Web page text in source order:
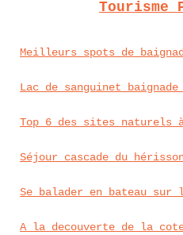
Tourisme
Meilleurs spots de
Lac de sanguinet
Top 6 des sites naturels
Séjour cascade du
Se balader en bateau sur
A la decouverte de la